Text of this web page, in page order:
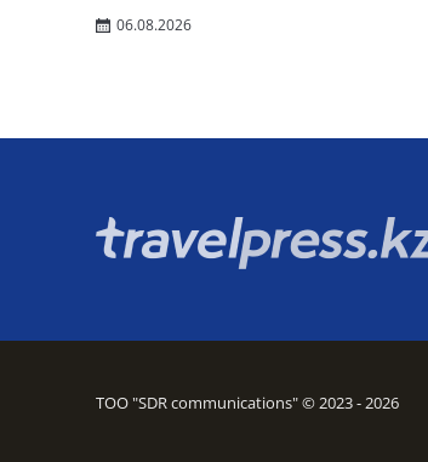
06.08.2026
ТОО "SDR communications" © 2023 - 2026